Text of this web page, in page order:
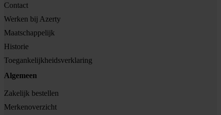
Contact
Werken bij Azerty
Maatschappelijk
Historie
Toegankelijkheidsverklaring
Algemeen
Zakelijk bestellen
Merkenoverzicht